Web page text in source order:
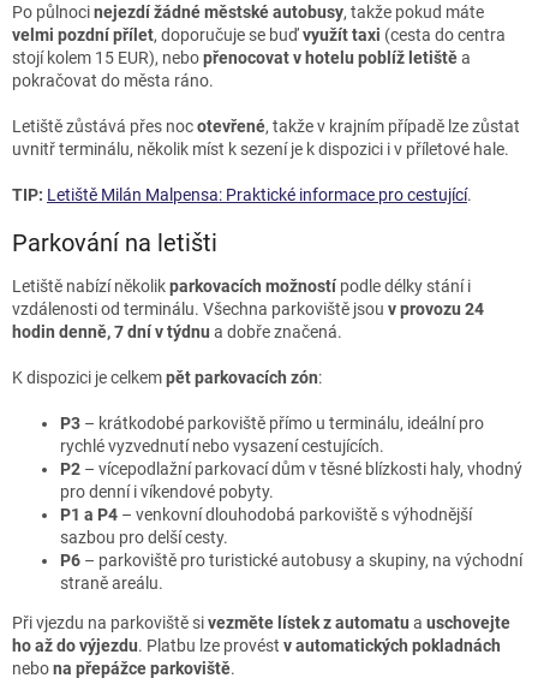
Po půlnocinejezdí žádné městské autobusy, takže pokud máte
velmi pozdní přílet, doporučuje se buďvyužít taxi (cesta do centra
stojí kolem 15 EUR), nebopřenocovat v hotelu poblíž letištěa
pokračovat do města ráno.
Letiště zůstává přes nocotevřené, takže v krajním případě lze zůstat
uvnitř terminálu, několik míst k sezení je k dispozici i v příletové hale.
TIP: Letiště Milán Malpensa: Praktické informace pro cestující.
Parkování na letišti
Letiště nabízí několikparkovacích možností podle délky stání i
vzdálenosti od terminálu. Všechna parkoviště jsou v provozu 24
hodin denně, 7 dní v týdnu a dobře značená.
K dispozici je celkempět parkovacích zón:
P3 – krátkodobé parkoviště přímo u terminálu, ideální pro
rychlé vyzvednutí nebo vysazení cestujících.
P2 – vícepodlažní parkovací dům v těsné blízkosti haly, vhodný
pro denní i víkendové pobyty.
P1 a P4 – venkovní dlouhodobá parkoviště s výhodnější
sazbou pro delší cesty.
P6 – parkoviště pro turistické autobusy a skupiny, na východní
straně areálu.
Při vjezdu na parkoviště sivezměte lístek z automatu a uschovejte
ho až do výjezdu. Platbu lze provést v automatických pokladnách
nebona přepážce parkoviště.